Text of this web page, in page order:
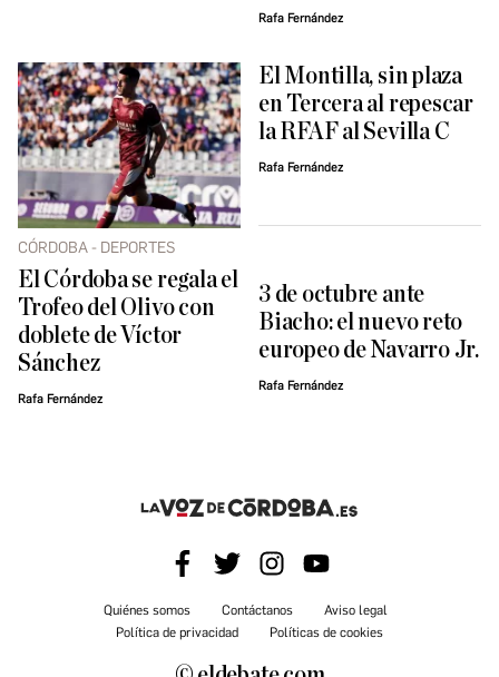
Rafa Fernández
CÓRDOBA - DEPORTES
El Córdoba se regala el
Trofeo del Olivo con
doblete de Víctor
Sánchez
Rafa Fernández
El Montilla, sin plaza
en Tercera al repescar
la RFAF al Sevilla C
Rafa Fernández
3 de octubre ante
Biacho: el nuevo reto
europeo de Navarro Jr.
Rafa Fernández
Quiénes somos Contáctanos
Aviso legal
Política de privacidad
Políticas de cookies